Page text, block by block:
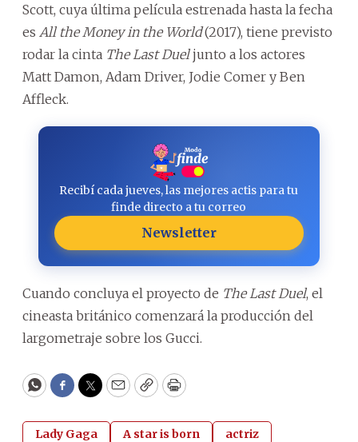
Scott, cuya última película estrenada hasta la fecha
es All the Money in the World(2017), tiene previsto
rodar la cinta The Last Dueljunto a los actores
Matt Damon, Adam Driver, Jodie Comer y Ben
Affleck.
Recibí cada jueves, las mejores actis para tu
finde directo a tu correo
Newsletter
Cuando concluya el proyecto de The Last Duel, el
cineasta británico comenzará la producción del
largometraje sobre los Gucci.
WhatsApp
Facebook
Twitter
EmailCopyPrint
Lady Gaga A star is born actriz